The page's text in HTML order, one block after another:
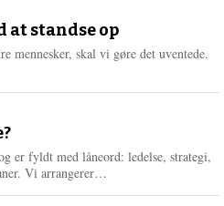
e
r
e
at standse op
mennesker, skal vi gøre det uventede.
er fyldt med låneord: ledelse, strategi,
Vi arrangerer…